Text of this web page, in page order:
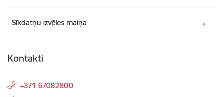
Sīkdatņu izvēles maiņa
Kontakti
+371 67082800